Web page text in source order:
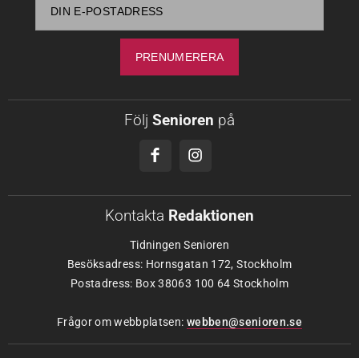
Följ Senioren på
Kontakta Redaktionen
Tidningen Senioren
Besöksadress: Hornsgatan 172, Stockholm
Postadress: Box 38063 100 64 Stockholm
Frågor om webbplatsen: webben@senioren.se